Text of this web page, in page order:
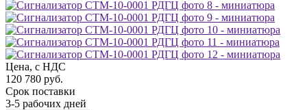
Цена, с НДС
120 780 руб.
Срок поставки
3-5 рабочих дней